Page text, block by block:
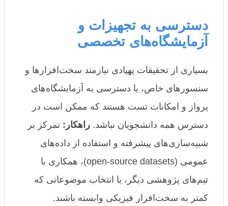
دسترسی به تجهیزات و
آزمایشگاه‌های تخصصی
بسیاری از تحقیقات پهپادی نیازمند سخت‌افزارها و
سنسورهای خاص، یا دسترسی به آزمایشگاه‌های
پرواز و امکانات تست هستند که ممکن است در
دسترس همه دانشجویان نباشد. راهکار: تمرکز بر
شبیه‌سازی‌های پیشرفته و استفاده از داده‌های
عمومی (open-source datasets)، همکاری با
تیم‌های پژوهشی دیگر، یا انتخاب موضوعاتی که
کمتر به سخت‌افزار فیزیکی وابسته باشند.